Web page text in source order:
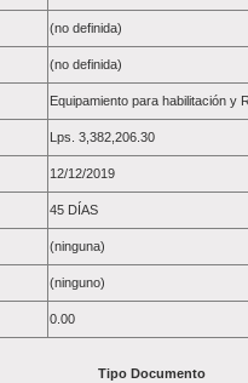
(no definida)
(no definida)
Equipamiento para habilitación y
Lps. 3,382,206.30
12/12/2019
45 DÍAS
(ninguna)
(ninguno)
0.00
Tipo Documento